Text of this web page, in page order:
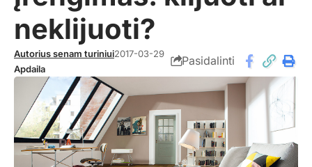
neklijuoti?
Autorius senam turiniui2017-03-29
Apdaila
Pasidalinti